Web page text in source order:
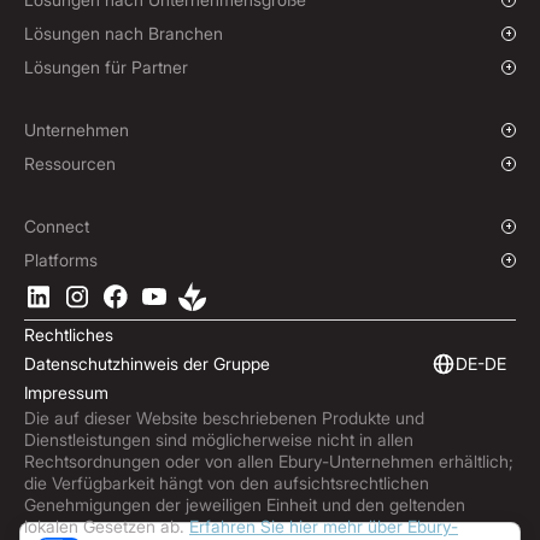
Wachsende Unternehmen
Unternehmen
Lösungen nach Branchen
Wohltätigkeitsorganisationen und NGOs
E-commerce
Lösungen für Partner
White-Label-Lösung
Unternehmen
Unsere Geschichte
Standorte
Kontakt
Ressourcen
Blog
Hilfecenter
Podcast
Produktleitfäden
Markteinblicke
Ebury abonnieren
Produktaktualisierungen
Betrugszentrum
Trust Centre
Connect
Überblick
Business APIs
Software-Integrationen
Eingebettete Finanzierung
Platforms
Ebury-App herunterladen
Rechtliches
Datenschutzhinweis der Gruppe
Impressum
DE-DE
Die auf dieser Website beschriebenen Produkte und
Dienstleistungen sind möglicherweise nicht in allen
Rechtsordnungen oder von allen Ebury-Unternehmen erhältlich;
die Verfügbarkeit hängt von den aufsichtsrechtlichen
Genehmigungen der jeweiligen Einheit und den geltenden
lokalen Gesetzen ab.Erfahren Sie hier mehr über Ebury-